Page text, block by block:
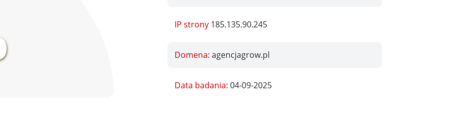
IP strony 185.135.90.245
Domena: agencjagrow.pl
Data badania: 04-09-2025